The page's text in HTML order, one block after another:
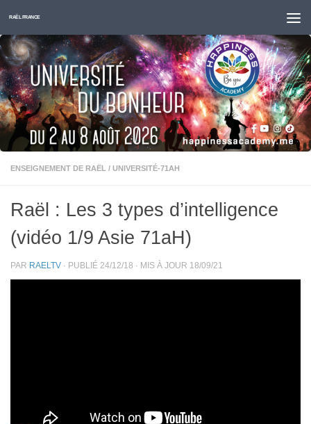
Skip to content
RAËL FRANCE
ENSEIGNEMENT DE RAËL / UNIVERSITÉ-71AH
Raël : Les 3 types d’intelligence
(vidéo 1/9 Asie 71aH)
PAR RAELTV · PUBLIÉ 24/12/18 · MIS À JOUR 18/09/21